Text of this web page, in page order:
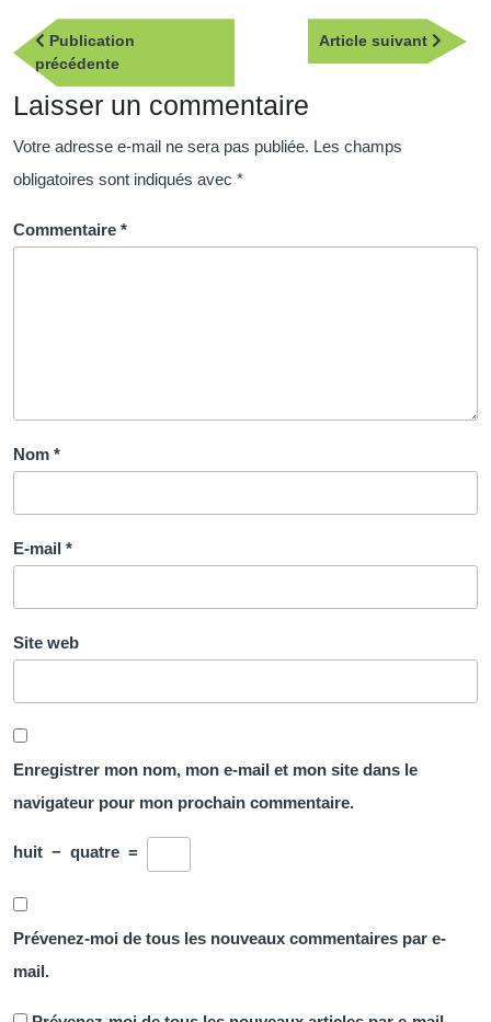
Navigation
de
l’article
Publication
précédentePublication
précédente
Article suivant
Article
Laisser un commentaire
Votre adresse e-mail ne sera pas publiée. Les champs
obligatoires sont indiqués avec *
Commentaire *
Nom *
E-mail *
Site web
Enregistrer mon nom, mon e-mail et mon site dans le
navigateur pour mon prochain commentaire.
huit − quatre =
Prévenez-moi de tous les nouveaux commentaires par e-
mail.